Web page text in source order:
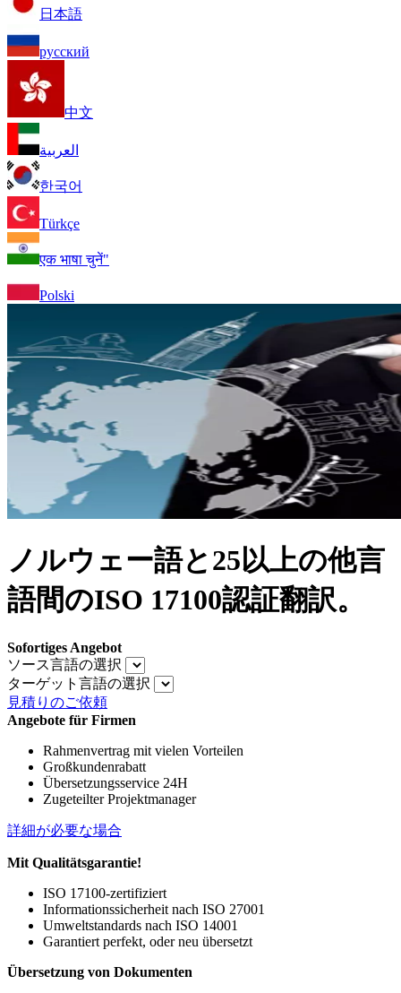
日本語
русский
中文
العربية
한국어
Türkçe
एक भाषा चुनें"
Polski
ノルウェー語と25以上の他言
語間のISO 17100認証翻訳。
Sofortiges Angebot
ソース言語の選択
ターゲット言語の選択
見積りのご依頼
Angebote für Firmen
Rahmenvertrag mit vielen Vorteilen
Großkundenrabatt
Übersetzungsservice 24H
Zugeteilter Projektmanager
詳細が必要な場合
Mit Qualitätsgarantie!
ISO 17100-zertifiziert
Informationssicherheit nach ISO 27001
Umweltstandards nach ISO 14001
Garantiert perfekt, oder neu übersetzt
Übersetzung von Dokumenten